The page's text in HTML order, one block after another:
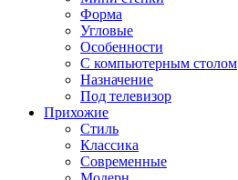
Форма
Угловые
Особенности
С компьютерным столом
Назначение
Под телевизор
Прихожие
Стиль
Классика
Современные